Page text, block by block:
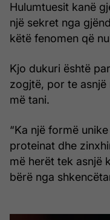
Hulumtuesit kanë
një sekret nga
këtë fenomen që
Kjo dukuri është
zogjtë, por te
më tani.
“Ka një formë
proteinat dhe
më herët tek asnjë
bërë nga